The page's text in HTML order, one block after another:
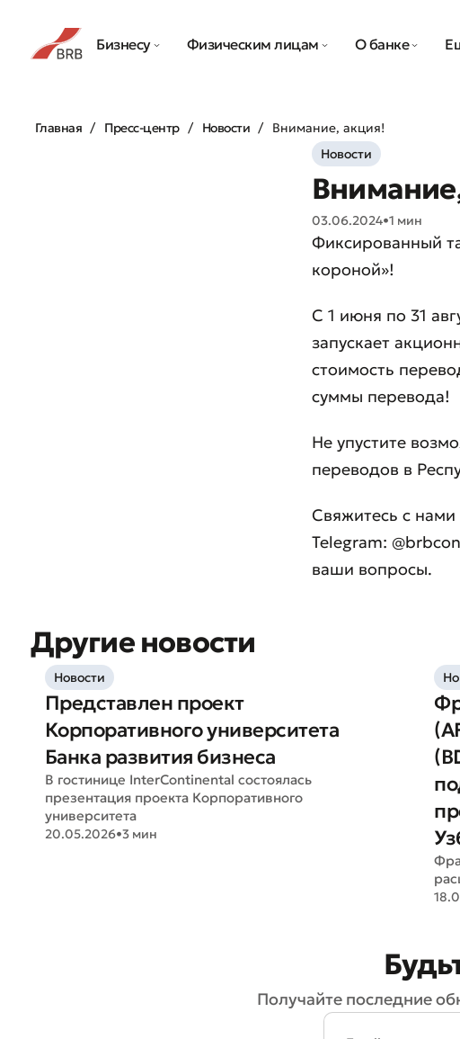
Бизнесу Физическим лицам О банке
Оцените
Оставить
Главная Пресс-центр Новости
Внимание, акция!
Новости
03.06.2024•1 мин
Фиксированный
короной»!
С 1 июня по 31
запускает
стоимость
суммы перевода!
Не упустите
переводов в
Свяжитесь с
Telegram:
ваши вопросы.
Другие новости
Новости
Представлен проект
Корпоративного университета
Банка развития бизнеса
В гостинице InterContinental состоялась
презентация проекта Корпоративного
университета
20.05.2026•3 мин
Получайте последние